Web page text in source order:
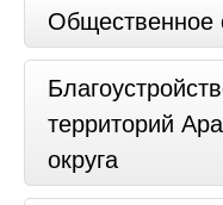
Общественное
территорий
округа